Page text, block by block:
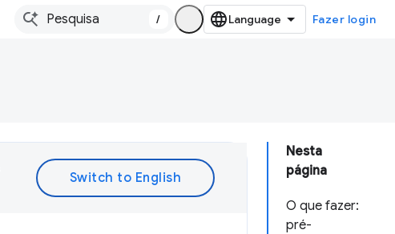
/ Fazer login
Nesta
página
O que fazer:
pré-